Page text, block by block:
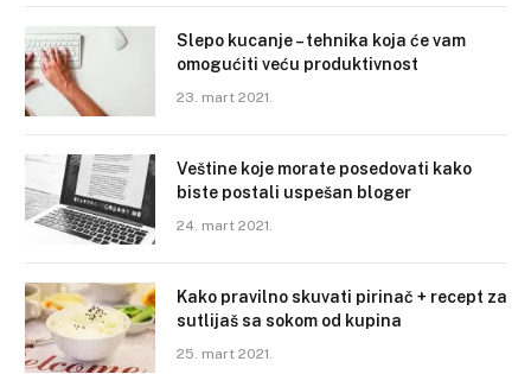
Slepo kucanje – tehnika koja će vam
omogućiti veću produktivnost
23. mart 2021.
Veštine koje morate posedovati kako
biste postali uspešan bloger
24. mart 2021.
Kako pravilno skuvati pirinač + recept za
sutlijaš sa sokom od kupina
25. mart 2021.